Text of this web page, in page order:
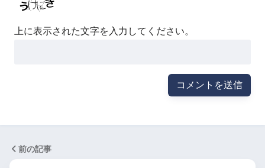
上に表示された文字を入力してください。
前の記事